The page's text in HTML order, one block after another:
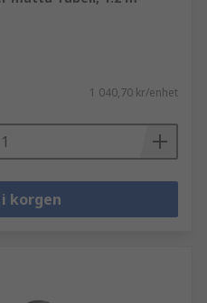
1 040,70 kr/enhet
korgen